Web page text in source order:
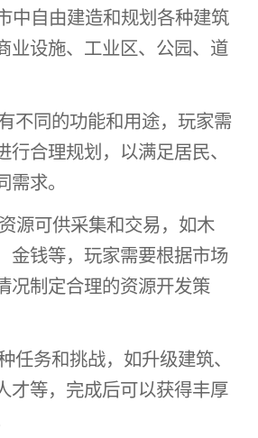
中自由建造和规划各种建筑
业设施、工业区、公园、道
不同的功能和用途，玩家需
行合理规划，以满足居民、
求。
源可供采集和交易，如木
金钱等，玩家需要根据市场
况制定合理的资源开发策
任务和挑战，如升级建筑、
才等，完成后可以获得丰厚